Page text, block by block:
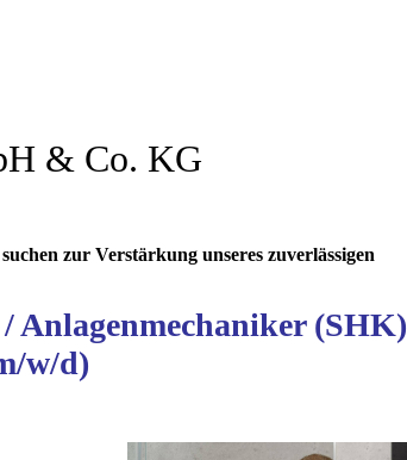
& Co. KG
zur Verstärkung unseres zuverlässigen
Anlagenmechaniker (SHK)
w/d)